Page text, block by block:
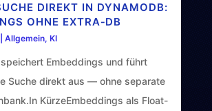
DIREKT IN DYNAMODB:
OHNE EXTRA‑DB
Allgemein, KI
speichert Embeddings und führt
Suche direkt aus — ohne separate
KürzeEmbeddings als Float-